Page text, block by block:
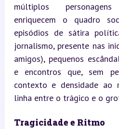
múltiplos
enriquecem o quadro
episódios de sátira
jornalismo, presente nas
amigos), pequenos
e encontros que, sem
contexto e densidade ao
linha entre o trágico e o
Tragicidade e Ritmo